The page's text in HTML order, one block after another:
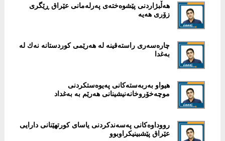
هەڵبژاردنی پێشوەختەی پەرلەمانی عێراق ڕێگری
زۆری هەیە
‎چارەسەری راستەقینە لە هەرێمی كوردستانە نەك لە
بەغدا
هیواو بەربەستەكانی پەیوەستكردنی
موچەخۆروخانەنیشینانی هەرێم بە به‌غداد
‎رووداوەكانی پەسەندكردنی یاسای كورتهێنانی دارایی
عێراق پێشبینیكراوبوو